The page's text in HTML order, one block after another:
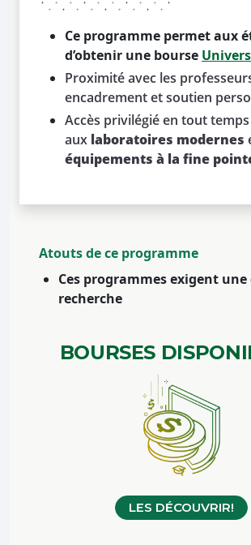
Ce programme permet aux
d’obtenir une bourse
Proximité avec les
encadrement et soutien
Accès privilégié en tout temps
aux laboratoires modernes
équipements à la fine
Atouts de ce programme
Ces programmes exigent
recherche
BOURSES
LES DÉCOUVRIR!